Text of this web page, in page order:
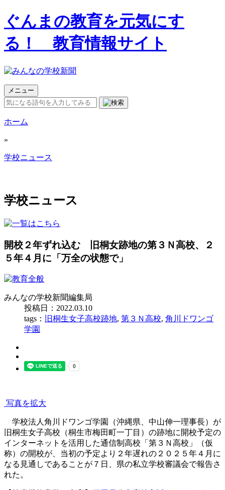
ぐんまの教育を元気にす
る！ 教育情報サイト
メニュー
ホーム
»
学校ニュース
学校ニュース
開校２年ずれ込む 旧桐女跡地の第３Ｎ高校、２
５年４月に「万全の状態で」
みんなの学校新聞編集局
投稿日：2022.03.10
tags：
旧桐生女子高校跡地, 第３Ｎ高校, 角川ドワンゴ
学園
写真を拡大
学校法人角川ドワンゴ学園（沖縄県、中山伸一理事長）が
旧桐生女子高校（桐生市梅田町一丁目）の跡地に開校予定の
インターネットを活用した通信制高校「第３Ｎ高校」（仮
称）の開校が、当初の予定より２年遅れの２０２５年４月に
なる見通しであることが７日、県の私立学校審議会で報告さ
れた。